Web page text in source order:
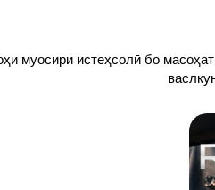
муосири истеҳсолӣ бо